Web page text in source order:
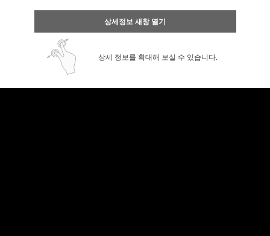
상세정보 새창 열기
상세 정보를 확대해 보실 수 있습니다.